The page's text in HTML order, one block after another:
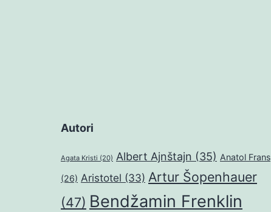
Autori
Agata Kristi (20) Albert Ajnštajn (35) Anatol Frans
(26) Aristotel (33) Artur Šopenhauer
(47) Bendžamin Frenklin